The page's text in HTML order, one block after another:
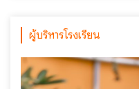
ผู้บริหารโรงเรียน